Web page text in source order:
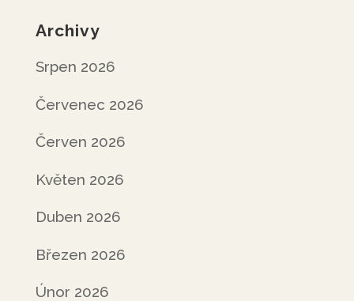
Archivy
Srpen 2026
Červenec 2026
Červen 2026
Květen 2026
Duben 2026
Březen 2026
Únor 2026